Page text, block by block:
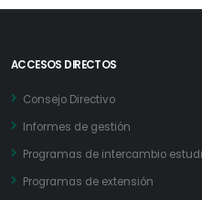
ACCESOS DIRECTOS
Consejo Directivo
Informes de gestión
Programas de intercambio
Programas de extensión